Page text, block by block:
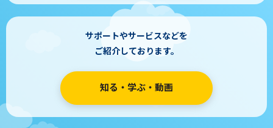
サポートやサービスなどを
ご紹介しております。
知る・学ぶ・動画